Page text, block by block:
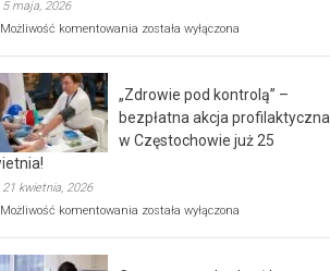
5 maja, 2026
Możliwość komentowania Rusza
rehabilitacji
dla
seniorów!
została wyłączona
„Zdrowie pod kontrolą” –
bezpłatna akcja profilaktyczna
w Częstochowie już 25
21 kwietnia, 2026
Możliwość komentowania „Zdrowie
została wyłączona